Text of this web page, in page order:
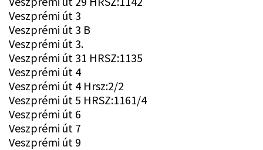
Veszprémi út 3
Veszprémi út 3 B
Veszprémi út 3.
Veszprémi út 31 HRSZ:1135
Veszprémi út 4
Veszprémi út 4 Hrsz:2/2
Veszprémi út 5 HRSZ:1161/4
Veszprémi út 6
Veszprémi út 7
Veszprémi út 9